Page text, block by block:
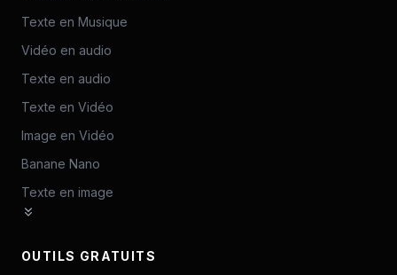
Texte en Musique
Vidéo en audio
Texte en audio
Texte en Vidéo
Image en Vidéo
Banane Nano
Texte en image
OUTILS GRATUITS